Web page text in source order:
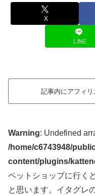
X
LINE
記事内にアフィリ
Warning: Undefined
/home/c6743948/
content/plugins/
ペットショップに行く
と思います。イタグレ